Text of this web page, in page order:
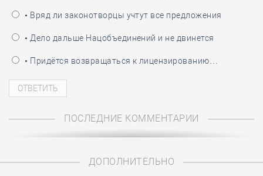
• Вряд ли законотворцы учтут все предложения
• Дело дальше Нацобъединений и не двинется
• Придётся возвращаться к лицензированию…
ПОСЛЕДНИЕ КОММЕНТАРИИ
ДОПОЛНИТЕЛЬНО